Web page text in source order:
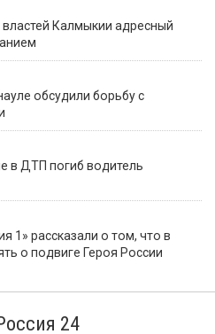
Калмыкии адресный
обсудили борьбу с
в ДТП погиб водитель
1» рассказали о том, что в
о подвиге Героя России
24